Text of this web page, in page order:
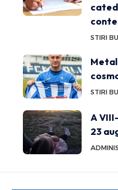
STIRI
STIRI
A
23